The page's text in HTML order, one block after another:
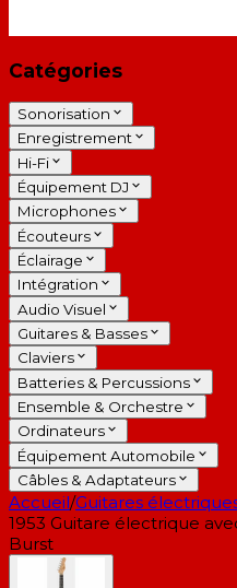
Catégories
Sonorisation
Enregistrement
Hi-Fi
Équipement DJ
Microphones
Écouteurs
Éclairage
Intégration
Audio Visuel
Guitares & Basses
Claviers
Batteries & Percussions
Ensemble & Orchestre
Ordinateurs
Équipement Automobile
Câbles & Adaptateurs
Accueil/Guitares
1953 Guitare électrique
Burst